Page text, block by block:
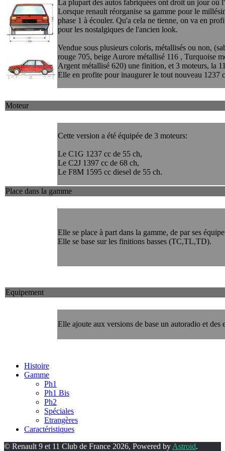
La plupart des autos fabriquées ont droit un jour où
Lorsque renault réorganise sa gamme pour le
phase 1 à écouler. Qu'a cela ne tienne, on va en
pour les nostalgiques de l'ancien look.
Vendue sous plusieurs coloris, métallisés ou non,
rouge 705, beige Aurore métallisé 116 , Turquoise
Argent métallisé 620) une finition, et 3 moteurs, la
Elle en profite pour inaugurer le tout nouveau 1237
Moteur
Cette version a été équipée de 3 moteurs:
Le C1G 1237 cc de 55 ch,
Le C2J 1397 cc de 68 ch,
Le F8M 1595 cc diesel de 55 ch.
Place dans la gamme
Elle se place à part dans la gamme, de par ses
Elle se base sur les finitions basses (TC,TL,TD).
Equipement
Elle ajoute aux versions de base un autoradio et des
Histoire
Gamme
Ph1
Ph1 Bis
Ph2
Spéciales
Etrangères
Caractéristiques
© Renault 9 et 11 Club de France 2026, Powered by Astroid.